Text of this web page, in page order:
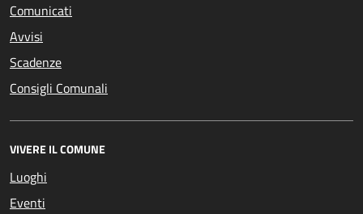
Comunicati
Avvisi
Scadenze
Consigli Comunali
VIVERE IL COMUNE
Luoghi
Eventi